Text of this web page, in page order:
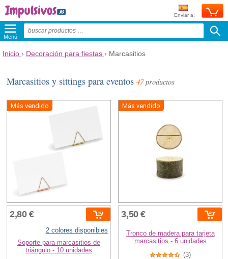
Enviar a:
Menú
Inicio › Decoración para fiestas › Marcasitios
Marcasitios y sittings para eventos47productos
Más vendido
2,80 €
2 colores disponibles
Soporte para marcasitios de
triángulo - 10 unidades
Más vendido
3,50 €
Tronco de madera para tarjeta
marcasitios - 6 unidades
(3)